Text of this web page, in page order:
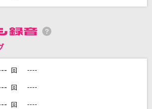
リー
回 ----
回 ----
回 ----